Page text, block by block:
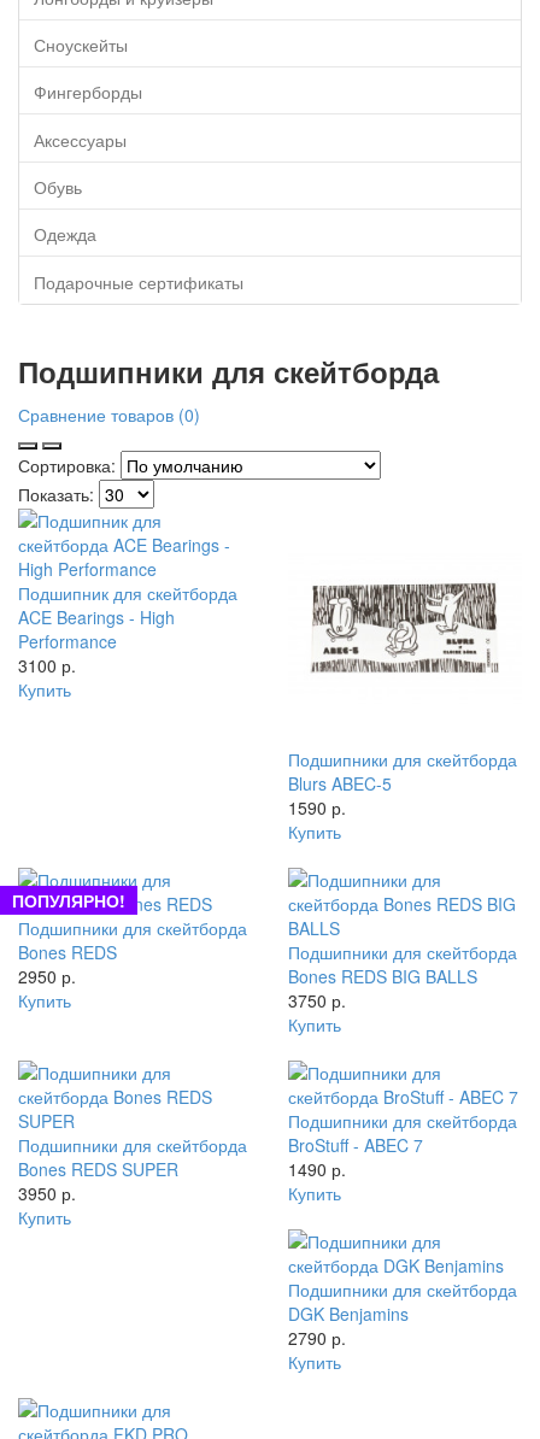
Сноускейты
Фингерборды
Аксессуары
Обувь
Одежда
Подарочные сертификаты
Подшипники для скейтборда
Сравнение товаров (0)
Сортировка:
Показать:
Подшипник для скейтборда
ACE Bearings - High
Performance
3100 р.
Купить
Подшипники для скейтборда
Blurs ABEC-5
1590 р.
Купить
ПОПУЛЯРНО!
Подшипники для скейтборда
Bones REDS
2950 р.
Купить
Подшипники для скейтборда
Bones REDS BIG BALLS
3750 р.
Купить
Подшипники для скейтборда
Bones REDS SUPER
3950 р.
Купить
Подшипники для скейтборда
BroStuff - ABEC 7
1490 р.
Купить
Подшипники для скейтборда
DGK Benjamins
2790 р.
Купить